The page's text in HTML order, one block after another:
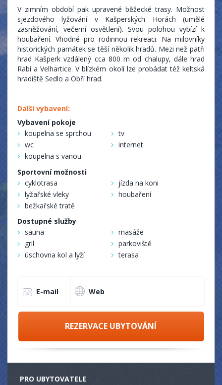
V zimním období pak upravené běžecké trasy. Možnost
sjezdového lyžování v Kašperských Horách (umělé
zasněžování, večerní osvětlení). Svou polohou vybízí k
houbaření. Vhodné pro rodinnou rekreaci. Na milovníky
historických památek se těší několik hradů. Mezi než patři
hrad Kašperk vzdálený cca 800 m od chalupy, dále hrad
Rabí a Velhartice. V blízkém okolí lze probádat též keltská
hradiště Sedlo a Obří hrad.
Další vybavení:
Vybavení pokoje
koupelna se sprchou
tv
wc
internet
koupelna s vanou
Sportovní možnosti
cyklotrasa
jízda na koni
lyžařské vleky
houbaření
bežkařské tratě
Dostupné služby
sauna
masáže
gril
parkoviště
úschovna kol a lyží
terasa
E-mail Web
REZERVACE UBYTOVÁNÍ
PRO UBYTOVATELE